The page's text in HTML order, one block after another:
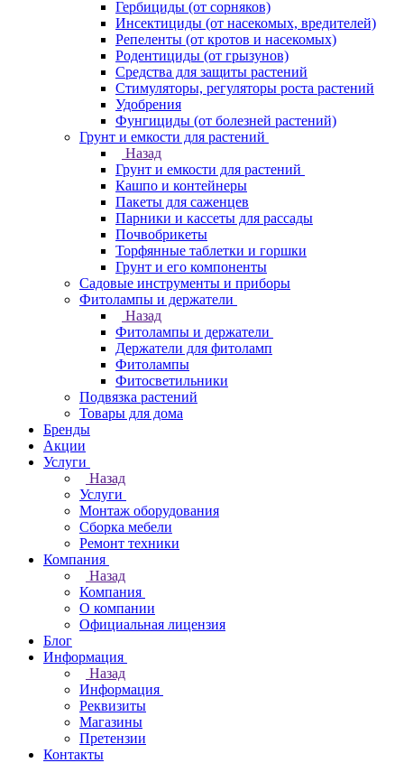
Гербициды (от сорняков)
Инсектициды (от насекомых, вредителей)
Репеленты (от кротов и насекомых)
Родентициды (от грызунов)
Средства для защиты растений
Стимуляторы, регуляторы роста растений
Удобрения
Фунгициды (от болезней растений)
Грунт и емкости для растений
Назад
Грунт и емкости для растений
Кашпо и контейнеры
Пакеты для саженцев
Парники и кассеты для рассады
Почвобрикеты
Торфянные таблетки и горшки
Грунт и его компоненты
Садовые инструменты и приборы
Фитолампы и держатели
Назад
Фитолампы и держатели
Держатели для фитоламп
Фитолампы
Фитосветильники
Подвязка растений
Товары для дома
Бренды
Акции
Услуги
Назад
Услуги
Монтаж оборудования
Сборка мебели
Ремонт техники
Компания
Назад
Компания
О компании
Официальная лицензия
Блог
Информация
Назад
Информация
Реквизиты
Магазины
Претензии
Контакты